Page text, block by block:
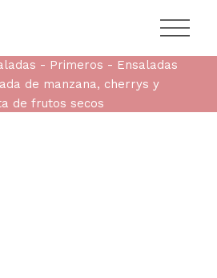
Primeros
Ensaladas
de manzana, cherrys y
de frutos secos